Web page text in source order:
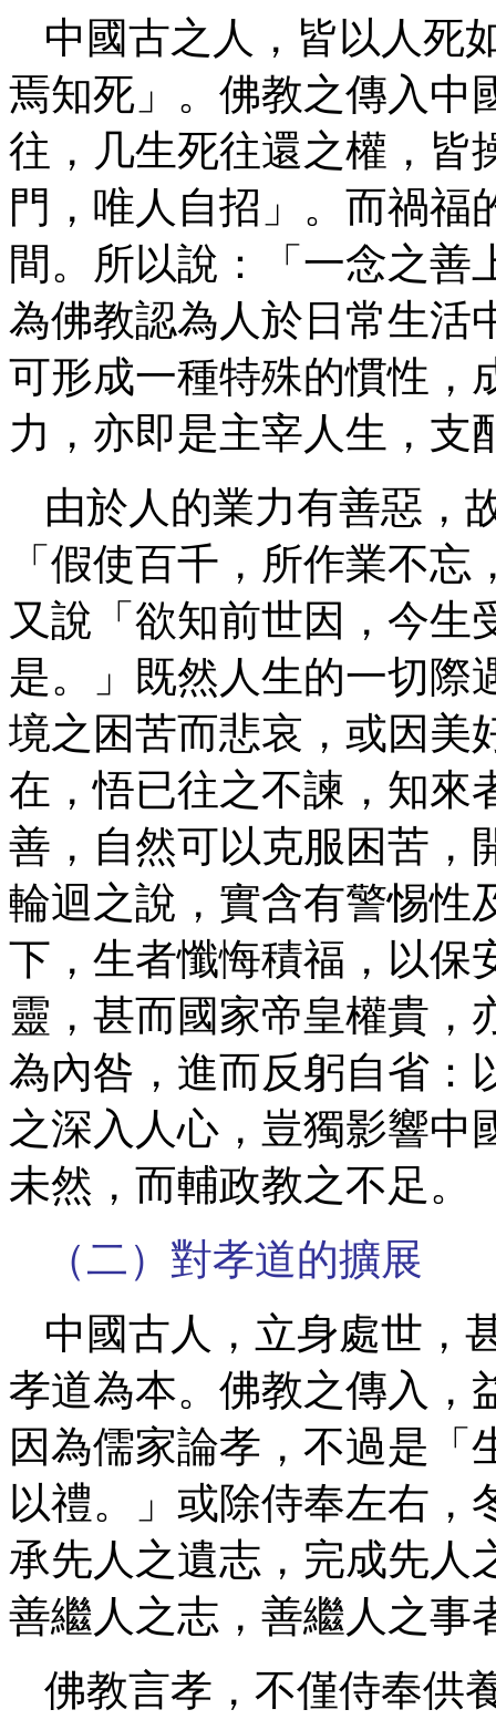
中國古之人，皆以人死
焉知死」。佛教之傳入中
往，几生死往還之權，皆
門，唯人自招」。而禍福
間。所以說：「一念之善
為佛教認為人於日常生活
可形成一種特殊的慣性，
力，亦即是主宰人生，支
由於人的業力有善惡，
「假使百千，所作業不
又說「欲知前世因，今生
是。」既然人生的一切際
境之困苦而悲哀，或因美
在，悟已往之不諫，知來
善，自然可以克服困苦，
輪迴之說，實含有警惕性
下，生者懺悔積福，以保
靈，甚而國家帝皇權貴，
為內咎，進而反躬自省：
之深入人心，豈獨影響中
未然，而輔政教之不足。
（二）對孝道的擴展
中國古人，立身處世，
孝道為本。佛教之傳入，
因為儒家論孝，不過是「
以禮。」或除侍奉左右，
承先人之遺志，完成先人
善繼人之志，善繼人之事
佛教言孝，不僅侍奉供